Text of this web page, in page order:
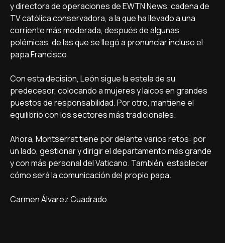
y directora de operaciones de EWTN News, cadena de
TV católica conservadora, a la que ha llevado a una
corriente más moderada, después de algunas
polémicas, de las que se llegó a pronunciar incluso el
papa Francisco.
Con esta decisión, León sigue la estela de su
predecesor, colocando a mujeres y laicos en grandes
puestos de responsabilidad. Por otro, mantiene el
equilibrio con los sectores más tradicionales.
Ahora, Montserrat tiene por delante varios retos: por
un lado, gestionar y dirigir el departamento más grande
y con más personal del Vaticano. También, establecer
cómo será la comunicación del propio papa.
Carmen Álvarez Cuadrado